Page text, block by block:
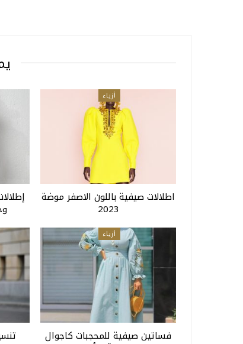
أزياء
اطلالات صيفية باللون الاصفر موضة
2023
أزياء
فساتين صيفية للمحجبات كاجوال